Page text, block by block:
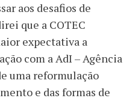
aos desafios de
que a COTEC
expectativa a
com a AdI – Agência
uma reformulação
e das formas de